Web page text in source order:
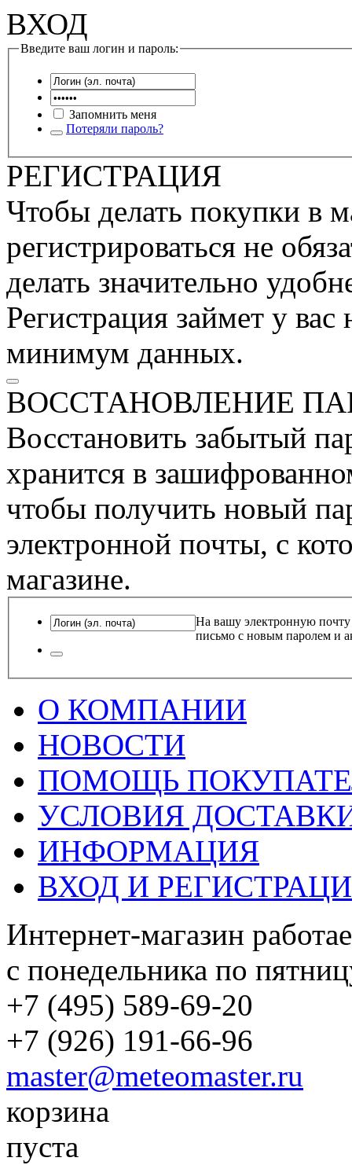
ВХОД
Введите ваш логин и пароль:
Запомнить меня
Потеряли пароль?
РЕГИСТРАЦИЯ
Чтобы делать покупки в
регистрироваться не
делать значительно
Регистрация займет у
минимум данных.
ВОССТАНОВЛЕНИЕ
Восстановить забытый
хранится в
чтобы получить новый
электронной почты, с
магазине.
На вашу электронную почту
письмо с новым паролем и
О КОМПАНИИ
НОВОСТИ
ПОМОЩЬ
УСЛОВИЯ
ИНФОРМАЦИЯ
ВХОД И
Интернет-магазин
с понедельника по
+7 (495) 589-69-20
+7 (926) 191-66-96
master@meteomaster.ru
корзина
пуста